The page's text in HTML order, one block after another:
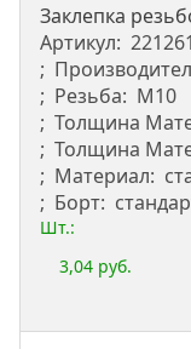
Заклепка
Артикул:
Резьба: М10
Толщина
Толщина
Материал:
Борт:
Шт.:
3,04 руб.